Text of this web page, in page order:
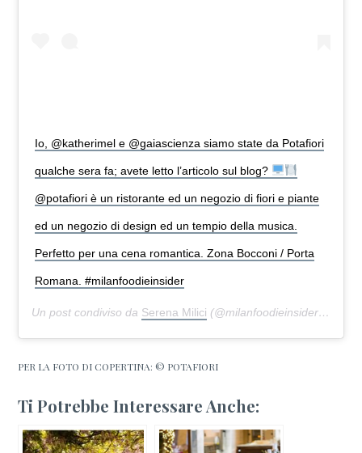
Io, @katherimel e @gaiascienza siamo state da Potafiori
qualche sera fa; avete letto l’articolo sul blog?
@potafiori è un ristorante ed un negozio di fiori e piante
ed un negozio di design ed un tempio della musica.
Perfetto per una cena romantica. Zona Bocconi / Porta
Romana. #milanfoodieinsider
Un post condiviso da Serena Milici (@milanfoodieinsider) in data:
PER LA FOTO DI COPERTINA: © POTAFIORI
Ti Potrebbe Interessare Anche: